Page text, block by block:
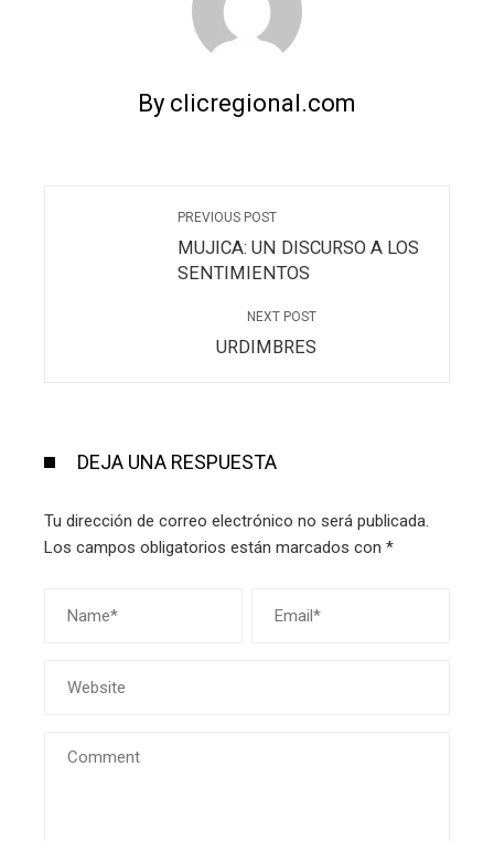
By clicregional.com
PREVIOUS POST
MUJICA: UN DISCURSO A LOS
SENTIMIENTOS
NEXT POST
URDIMBRES
DEJA UNA RESPUESTA
Tu dirección de correo electrónico no será publicada.
Los campos obligatorios están marcados con *